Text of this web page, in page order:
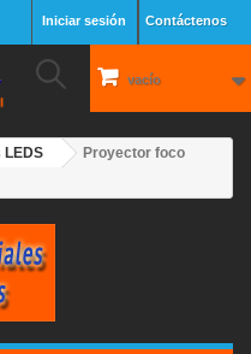
Contáctenos
Iniciar sesión
vacío
LEDS
Proyector foco